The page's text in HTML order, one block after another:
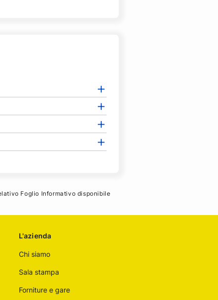
Foglio Informativo disponibile
L'azienda
Chi siamo
Sala stampa
Forniture e gare